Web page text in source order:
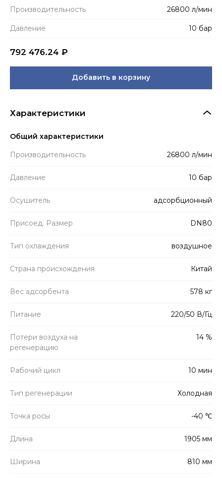
Производитель­ность 26800 л/мин
Давление 10 бар
792 476.24 ₽
Добавить в корзину
Характеристики
Общий характеристики
Производитель­ность 26800 л/мин
Давление 10 бар
Осушитель адсорбционный
Присоед. Размер DN80
Тип охлаждения воздушное
Страна происхождения Китай
Вес адсорбента 578 кг
Питание 220/50 В/Гц
Потери воздуха на
регенерацию
14 %
Рабочий цикл 10 мин
Тип регенерации Холодная
Точка росы -40 ℃
Длина 1905 мм
Ширина 810 мм